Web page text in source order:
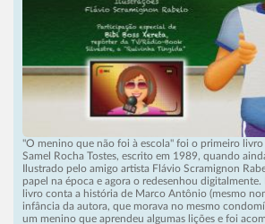
"O menino que não foi à escola" foi o primeiro
Samel Rocha Tostes, escrito em 1989, quando
Ilustrado pelo amigo artista Flávio Scramignon
papel na época e agora o redesenhou digitalmente.
livro conta a história de Marco Antônio (mesmo
infância da autora, que morava no mesmo
um menino que aprendeu algumas lições e foi